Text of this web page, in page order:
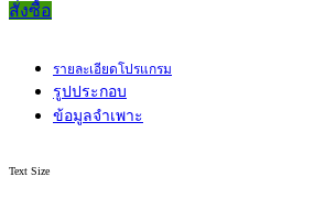
สั่งซื้อ
รายละเอียดโปรแกรม
รูปประกอบ
ข้อมูลจำเพาะ
Text Size